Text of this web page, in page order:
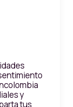
y
tus